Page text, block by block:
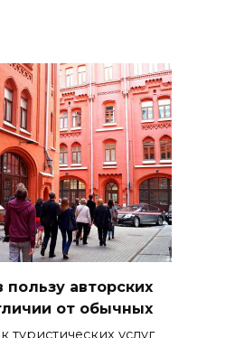
пользу авторских
от обычных
туристических услуг